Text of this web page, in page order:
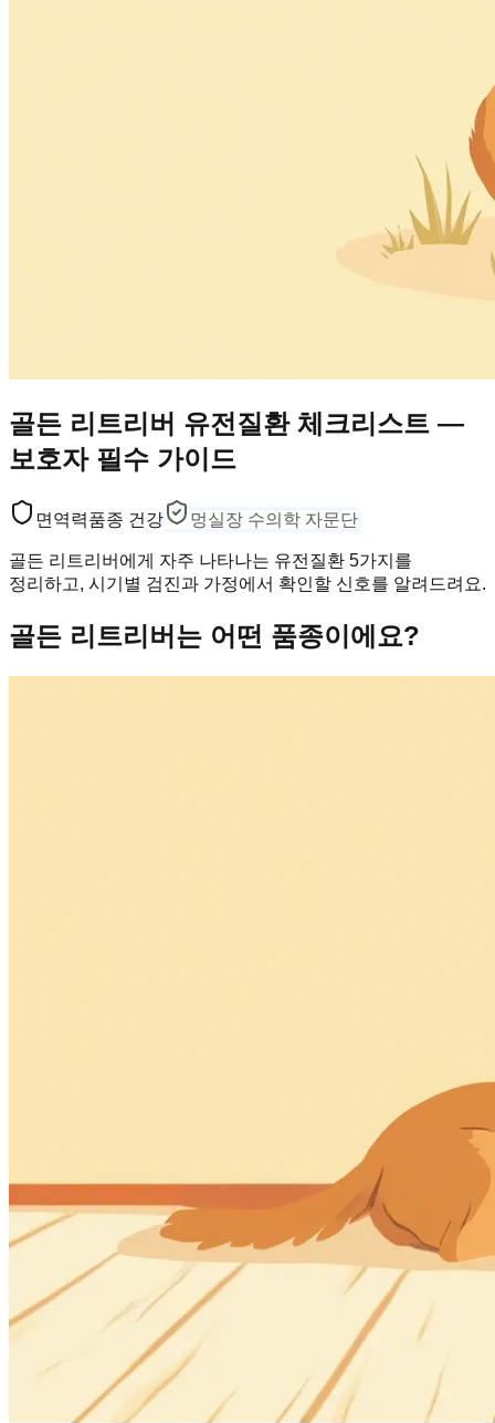
골든 리트리버 유전질환 체크리스트 —
보호자 필수 가이드
면역력품종 건강 멍실장 수의학 자문단
골든 리트리버에게 자주 나타나는 유전질환 5가지를
정리하고, 시기별 검진과 가정에서 확인할 신호를 알려드려요.
골든 리트리버는 어떤 품종이에요?